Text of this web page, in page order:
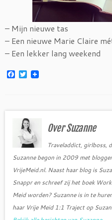
– Mijn nieuwe tas
– Een nieuwe Marie Claire
– Een lekker lang weekend
F
o
T
w
e
r
Over Suzanne
Traveladdict, girlboss,
Suzanne begon in 2009 met
VrijeMeid.nl. Naast haar blog is
Snappr en schreef zij het boek
Meid worden? Suzanne is in te
haar Vrije Meid 1:1 Traject op